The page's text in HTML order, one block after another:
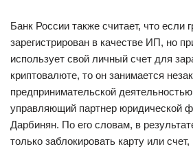
Банк России также считает, что если
зарегистрирован в качестве ИП, но
использует свой личный счет для
криптовалюте, то он занимается
предпринимательской
управляющий партнер юридической
Дарбинян. По его словам, в
только заблокировать карту или